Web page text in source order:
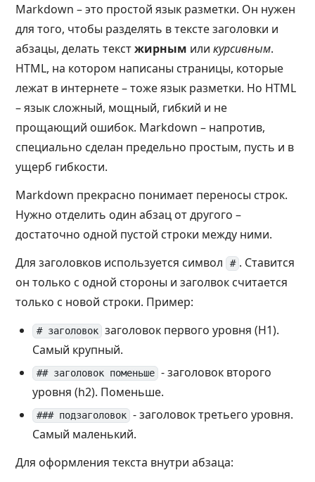
Markdown – это простой язык разметки. Он нужен
для того, чтобы разделять в тексте заголовки и
абзацы, делать текстжирным иликурсивным.
HTML, на котором написаны страницы, которые
лежат в интернете – тоже язык разметки. Но HTML
– язык сложный, мощный, гибкий и не
прощающий ошибок. Markdown – напротив,
специально сделан предельно простым, пусть и в
ущерб гибкости.
Markdown прекрасно понимает переносы строк.
Нужно отделить один абзац от другого –
достаточно одной пустой строки между ними.
Для заголовков используется символ # . Ставится
он только с одной стороны и заголвок считается
только с новой строки. Пример:
# заголовок заголовок первого уровня (H1).
Самый крупный.
## заголовок поменьше - заголовок второго
уровня (h2). Поменьше.
### подзаголовок - заголовок третьего уровня.
Самый маленький.
Для оформления текста внутри абзаца: